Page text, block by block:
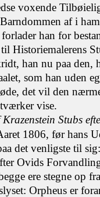
voxende
af i
han for
Historiemalerens
han nu paa den,
som han uden
det vil den
vise.
Stubs
1806, før hans
det venligste til sig:
Ovids
ere stegne op
Orpheus er